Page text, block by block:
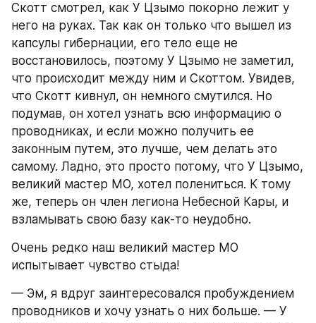
Скотт смотрел, как У Цзымо покорно лежит у
него на руках. Так как он только что вышел из
капсулы гибернации, его тело еще не
восстановилось, поэтому У Цзымо не заметил,
что происходит между ним и Скоттом. Увидев,
что Скотт кивнул, он немного смутился. Но
подумав, он хотел узнать всю информацию о
проводниках, и если можно получить ее
законным путем, это лучше, чем делать это
самому. Ладно, это просто потому, что У Цзымо,
великий мастер МО, хотел полениться. К тому
же, теперь он член легиона Небесной Кары, и
взламывать свою базу как-то неудобно.
Очень редко наш великий мастер MO
испытывает чувство стыда!
— Эм, я вдруг заинтересовался пробуждением
проводников и хочу узнать о них больше. — У